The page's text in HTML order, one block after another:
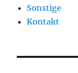
Sonstige
Kontakt